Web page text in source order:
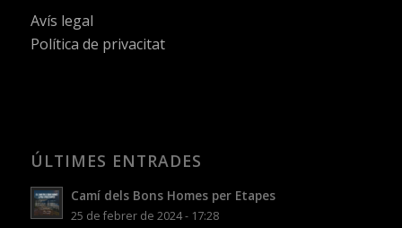
Avís legal
Política de privacitat
ÚLTIMES ENTRADES
Camí dels Bons Homes per Etapes
25 de febrer de 2024 - 17:28